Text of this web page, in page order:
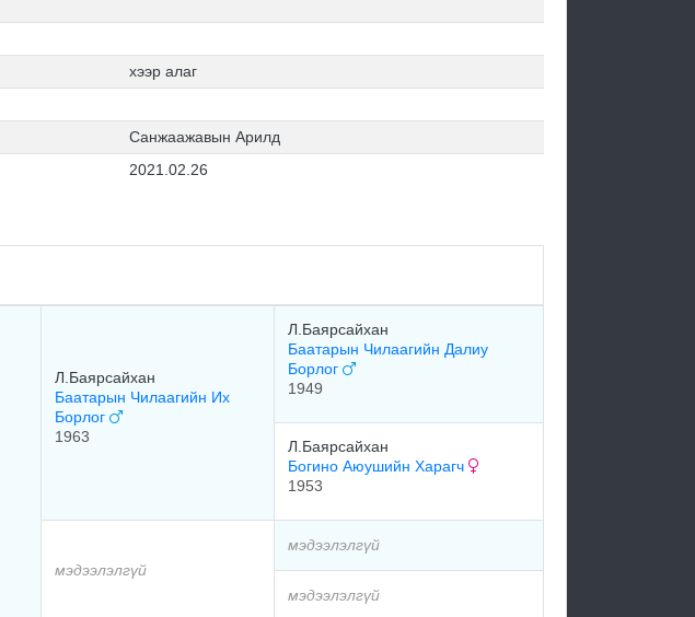
хээр алаг
Санжаажавын Арилд
2021.02.26
Л.Баярсайхан
Баатарын Чилаагийн Их
Борлог
1963
Л.Баярсайхан
Баатарын Чилаагийн Далиу
Борлог
1949
Л.Баярсайхан
Богино Аюушийн Харагч
1953
мэдээлэлгүй
мэдээлэлгүй
мэдээлэлгүй